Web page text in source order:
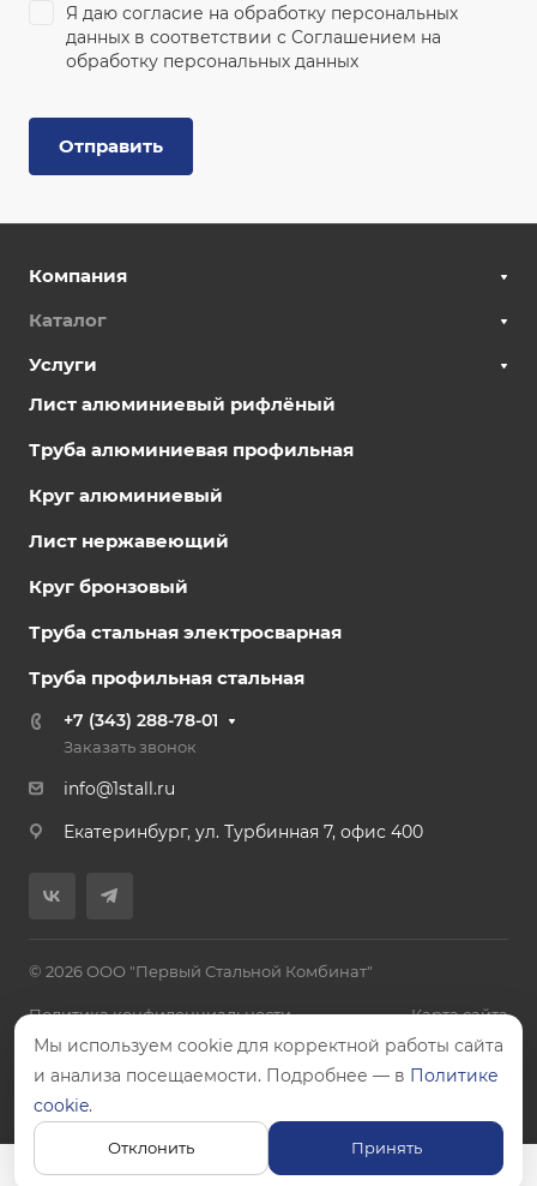
Я даю согласие на обработку персональных
данных в соответствии с Соглашением на
обработку персональных данных
Отправить
Компания
Каталог
Услуги
Лист алюминиевый рифлёный
Труба алюминиевая профильная
Круг алюминиевый
Лист нержавеющий
Круг бронзовый
Труба стальная электросварная
Труба профильная стальная
+7 (343) 288-78-01
Заказать звонок
info@1stall.ru
Екатеринбург, ул. Турбинная 7, офис 400
© 2026 ООО "Первый Стальной Комбинат"
Политика конфиденциальности Карта сайта
Цены, указанные на сайте, не являются публичной офертой.
Мы используем cookie для корректной работы сайта
и анализа посещаемости. Подробнее — в Политике
cookie.
Отклонить Принять